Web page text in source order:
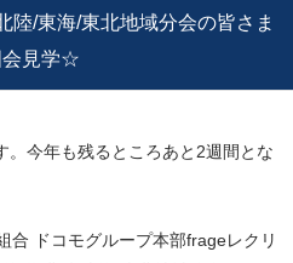
陸/東海/東北地域分会の皆さま
会見学☆
。今年も残るところあと2週間とな
合 ドコモグループ本部frageレクリ